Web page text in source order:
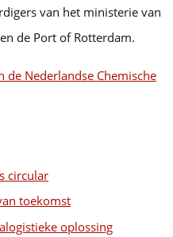
van het ministerie van
de Port of Rotterdam.
de Nederlandse Chemische
circular
toekomst
oplossing